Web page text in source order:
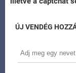
ÚJ VENDÉG